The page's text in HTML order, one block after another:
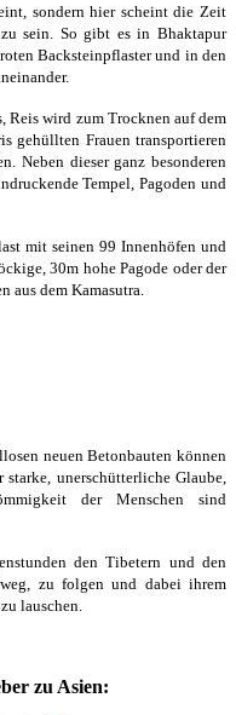
sondern hier scheint die Zeit
sein. So gibt es in Bhaktapur
Backsteinpflaster und in den
Reis wird zum Trocknen auf dem
gehüllten Frauen transportieren
Neben dieser ganz besonderen
Tempel, Pagoden und
mit seinen 99 Innenhöfen und
30m hohe Pagode oder der
aus dem Kamasutra.
neuen Betonbauten können
unerschütterliche Glaube,
der Menschen sind
den Tibetern und den
zu folgen und dabei ihrem
lauschen.
zu Asien: